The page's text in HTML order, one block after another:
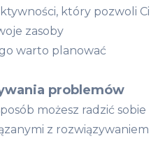
który pozwoli Ci
zasoby
warto planować
problemów
możesz radzić sobie
z rozwiązywaniem